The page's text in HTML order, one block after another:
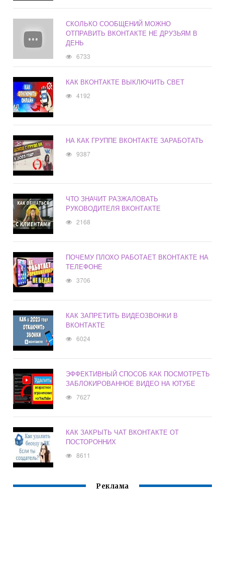
СКОЛЬКО СООБЩЕНИЙ МОЖНО
ОТПРАВИТЬ ВКОНТАКТЕ НЕ ДРУЗЬЯМ В
ДЕНЬ
6733
КАК ВКОНТАКТЕ ВЫКЛЮЧИТЬ СВЕТ
4192
НА КАК ГРУППЕ ВКОНТАКТЕ ЗАРАБОТАТЬ
9387
ЧТО ЗНАЧИТ РАЗЖАЛОВАТЬ
РУКОВОДИТЕЛЯ ВКОНТАКТЕ
2168
ПОЧЕМУ ПЛОХО РАБОТАЕТ ВКОНТАКТЕ НА
ТЕЛЕФОНЕ
3706
КАК ЗАПРЕТИТЬ ВИДЕОЗВОНКИ В
ВКОНТАКТЕ
6024
ЭФФЕКТИВНЫЙ СПОСОБ КАК ПОСМОТРЕТЬ
ЗАБЛОКИРОВАННОЕ ВИДЕО НА ЮТУБЕ
7627
КАК ЗАКРЫТЬ ЧАТ ВКОНТАКТЕ ОТ
ПОСТОРОННИХ
8611
Реклама